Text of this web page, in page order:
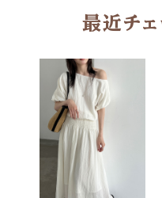
最近チ